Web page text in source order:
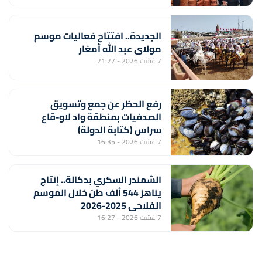
الجديدة.. افتتاح فعاليات موسم
مولاي عبد الله أمغار
7 غشت 2026 - 21:27
رفع الحظر عن جمع وتسويق
الصدفيات بمنطقة واد لاو-قاع
سراس (كتابة الدولة)
7 غشت 2026 - 16:35
الشمندر السكري بدكالة.. إنتاج
يناهز 544 ألف طن خلال الموسم
الفلاحي 2025-2026
7 غشت 2026 - 16:27